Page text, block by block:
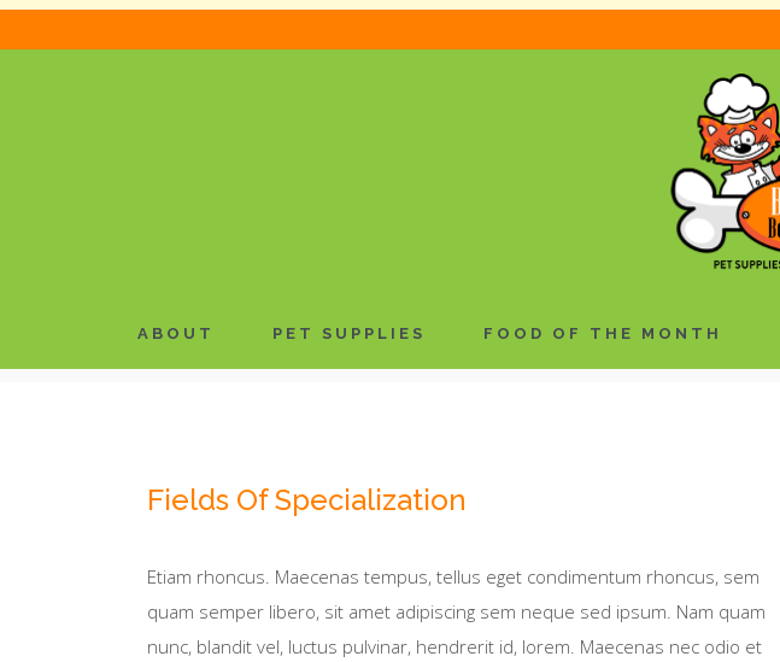
ABOUT PET SUPPLIES FOOD OF THE MONTH
Sed ut perspiciatis unde omnis iste natus error sit voluptatem accusantium
doloremque laudantium, totam rem aperiam, eaque ipsa quae ab illo
inventore veritatis et quasi architecto beatae vitae dicta sunt explicabo.
Fields Of Specialization
Etiam rhoncus. Maecenas tempus, tellus eget condimentum rhoncus, sem
quam semper libero, sit amet adipiscing sem neque sed ipsum. Nam quam
nunc, blandit vel, luctus pulvinar, hendrerit id, lorem. Maecenas nec odio et